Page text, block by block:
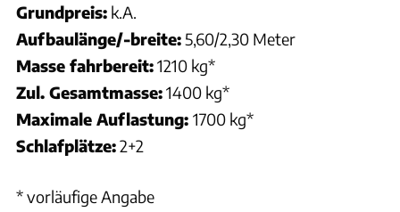
Grundpreis: k.A.
Aufbaulänge/-breite:5,60/2,30 Meter
Masse fahrbereit:1210 kg*
Zul. Gesamtmasse:1400 kg*
Maximale Auflastung: 1700 kg*
Schlafplätze:2+2
* vorläufige Angabe